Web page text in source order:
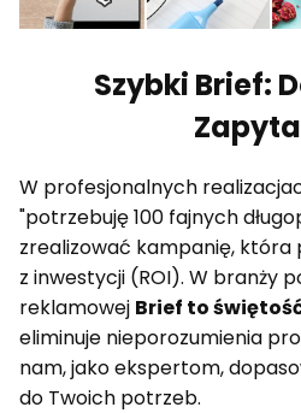
Szybki Brief:
W profesjonalnych
"potrzebuję 100 fajnych
zrealizować kampanię, która
z inwestycji (ROI). W branży
reklamowej Brief to
eliminuje nieporozumienia
nam, jako ekspertom,
do Twoich potrzeb.